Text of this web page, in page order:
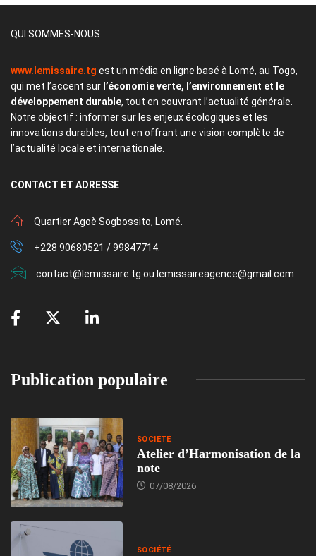
QUI SOMMES-NOUS
www.lemissaire.tg est un média en ligne basé à Lomé, au Togo,
qui met l’accent sur l’économie verte, l’environnement et le
développement durable, tout en couvrant l’actualité générale.
Notre objectif : informer sur les enjeux écologiques et les
innovations durables, tout en offrant une vision complète de
l’actualité locale et internationale.
CONTACT ET ADRESSE
Quartier Agoè Sogbossito, Lomé.
+228 90680521 / 99847714.
contact@lemissaire.tg ou lemissaireagence@gmail.com
Publication populaire
SOCIÉTÉ
Atelier d’Harmonisation de la
note
07/08/2026
SOCIÉTÉ